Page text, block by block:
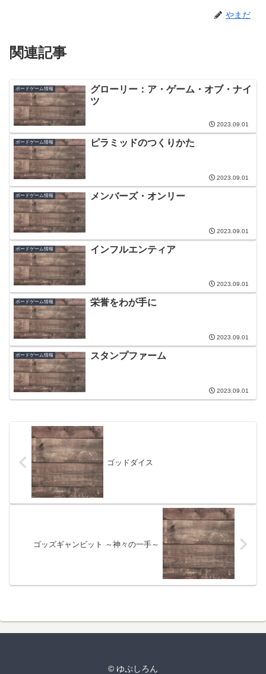
やまだ
関連記事
ボードゲーム情報
グローリー：ア・ゲーム・オブ・ナイ
ツ
2023.09.01
ボードゲーム情報 ピラミッドのつくりかた
2023.09.01
ボードゲーム情報 メンバーズ・オンリー
2023.09.01
ボードゲーム情報 インフルエンティア
2023.09.01
ボードゲーム情報 栄誉をわが手に
2023.09.01
ボードゲーム情報 スタンプファーム
2023.09.01
ゴッドダイス
ゴッズギャンビット ～神々の一手～
© ゆぷしろん